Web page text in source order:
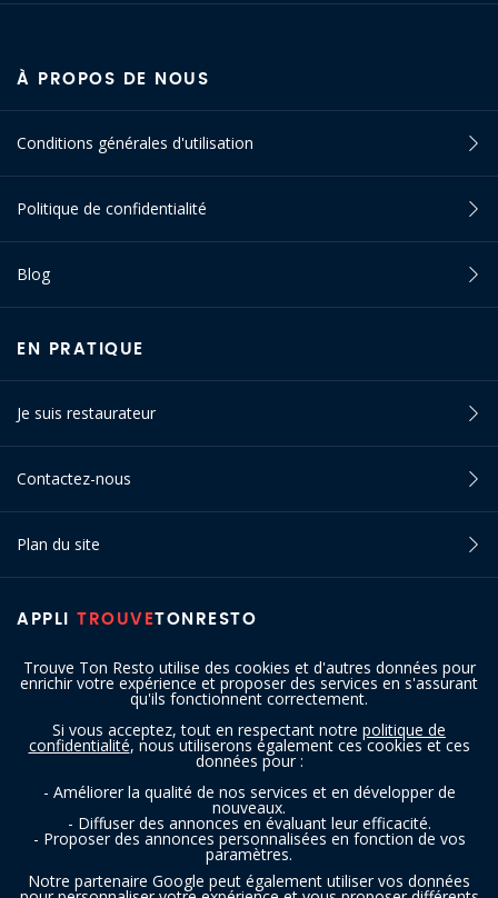
Trouve Ton Resto utilise des cookies et d'autres données pour
enrichir votre expérience et proposer des services en s'assurant
qu'ils fonctionnent correctement.
Si vous acceptez, tout en respectant notre politique de
confidentialité, nous utiliserons également ces cookies et ces
données pour :
- Améliorer la qualité de nos services et en développer de
nouveaux.
- Diffuser des annonces en évaluant leur efficacité.
- Proposer des annonces personnalisées en fonction de vos
paramètres.
Notre partenaire Google peut également utiliser vos données
APPLI TROUVETONRESTO
À PROPOS DE NOUS
Conditions générales d'utilisation
Politique de confidentialité
Blog
EN PRATIQUE
Je suis restaurateur
Contactez-nous
Plan du site
SUIVEZ-NOUS